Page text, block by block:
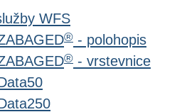
WFS
® - polohopis
® - vrstevnice